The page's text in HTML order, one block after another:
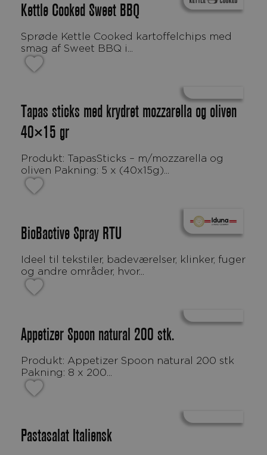
Kettle Cooked Sweet BBQ
Sprøde Kettle Cooked kartoffelchips med
smag af Sweet BBQ i...
Tapas sticks med krydret mozzarella og oliven
40×15 gr
Produkt: TapasSticks – m/mozzarella og
oliven Pakning: 5 x (40x15g)...
BioBactive Spray RTU
Ideel til tekstiler, badeværelser, klinker, fuger
og andre områder, hvor...
Appetizer Spoon natural 200 stk.
Produkt: Appetizer Spoon natural 200 stk
Pakning: 8 x 200...
Pastasalat Italiensk